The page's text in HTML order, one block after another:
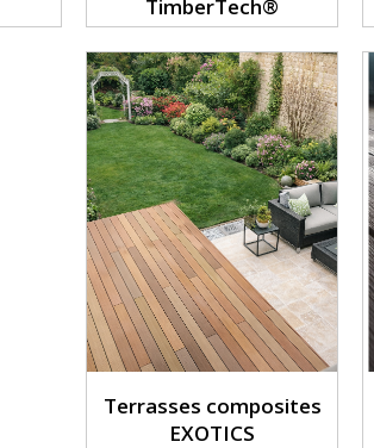
TimberTech®
Terrasses composites
EXOTICS